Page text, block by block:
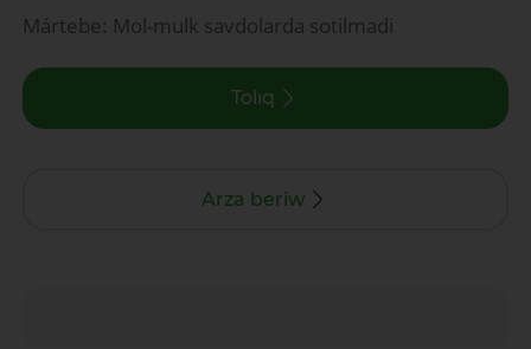
Mártebe: Mol-mulk savdolarda sotilmadi
Tolıq
Arza beriw